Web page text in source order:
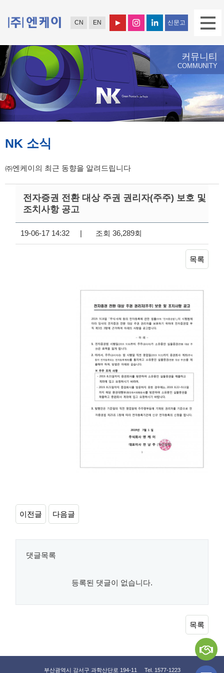
CN EN 신문고
커뮤니티
COMMUNITY
NK 소식
㈜엔케이의 최근 동향을 알려드립니다
전자증권 전환 대상 주권 권리자(주주) 보호 및
조치사항 공고
19-06-17 14:32 | 조회 36,289회
목록
이전글 다음글
댓글목록
등록된 댓글이 없습니다.
목록
부산광역시 강서구 과학산단로 194-11 Tel. 1577-1223